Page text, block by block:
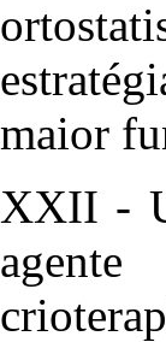
maior
XXII -
agente